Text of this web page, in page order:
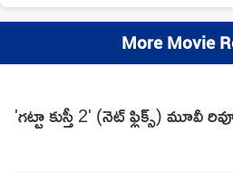
More Movie
'గట్టా కుస్తీ 2' (నెట్ ఫ్లిక్స్) మూవీ